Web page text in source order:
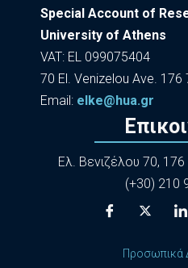
Special Account of
University of Athens
VAT: EL 099075404
70 El. Venizelou Ave.
Εmail: elke@hua.gr
Ελ. Βενιζέλου 70,
(+30) 210
Προσωπικά